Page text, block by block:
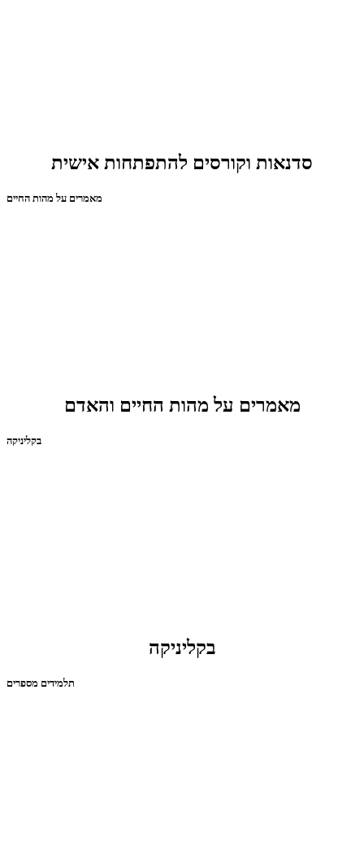
סדנאות וקורסים להתפתחות אישית
מאמרים על מהות החיים
מאמרים על מהות החיים והאדם
בקליניקה
בקליניקה
תלמידים מספרים